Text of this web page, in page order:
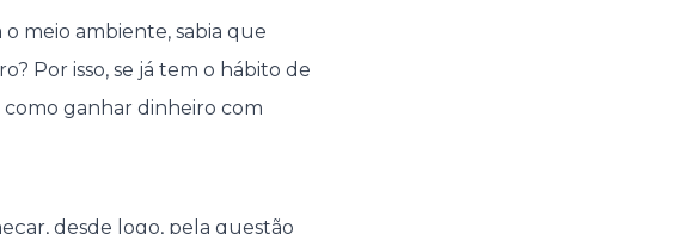
meio ambiente, sabia que
Por isso, se já tem o hábito de
como ganhar dinheiro com
desde logo, pela questão